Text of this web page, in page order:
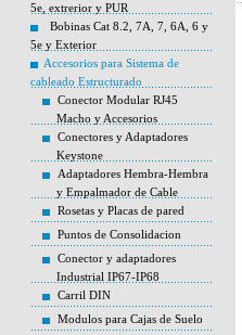
5e, extrerior y PUR
Bobinas Cat 8.2, 7A, 7, 6A, 6 y
5e y Exterior
Accesorios para Sistema de
cableado Estructurado
Conector Modular RJ45
Macho y Accesorios
Conectores y Adaptadores
Keystone
Adaptadores Hembra-Hembra
y Empalmador de Cable
Rosetas y Placas de pared
Puntos de Consolidacion
Conector y adaptadores
Industrial IP67-IP68
Carril DIN
Modulos para Cajas de Suelo